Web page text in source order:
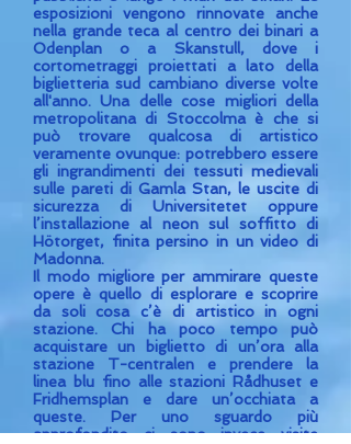
esposizioni vengono rinnovate anche
nella grande teca al centro dei binari a
Odenplan o a Skanstull, dove i
cortometraggi proiettati a lato della
biglietteria sud cambiano diverse volte
all'anno. Una delle cose migliori della
metropolitana di Stoccolma è che si
può trovare qualcosa di artistico
veramente ovunque: potrebbero essere
gli ingrandimenti dei tessuti medievali
sulle pareti di Gamla Stan, le uscite di
sicurezza di Universitetet oppure
l’installazione al neon sul soffitto di
Hötorget, finita persino in un video di
Madonna.
Il modo migliore per ammirare queste
opere è quello di esplorare e scoprire
da soli cosa c’è di artistico in ogni
stazione. Chi ha poco tempo può
acquistare un biglietto di un’ora alla
stazione T-centralen e prendere la
linea blu fino alle stazioni Rådhuset e
Fridhemsplan e dare un’occhiata a
queste. Per uno sguardo più
approfondito ci sono invece visite